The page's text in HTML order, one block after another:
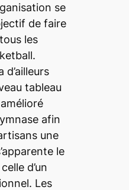
se
de faire
les
d’ailleurs
tableau
afin
une
le
d’un
Les